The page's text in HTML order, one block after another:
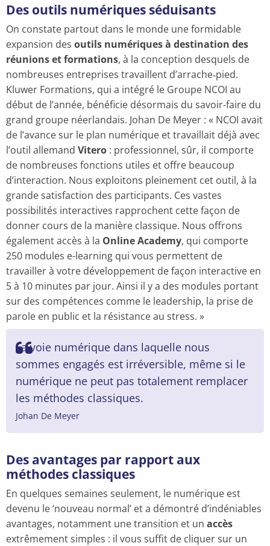
Des outils numériques séduisants
On constate partout dans le monde une formidable
expansion des outils numériques à destination des
réunions et formations, à la conception desquels de
nombreuses entreprises travaillent d’arrache‑pied.
Kluwer Formations, qui a intégré le Groupe NCOI au
début de l’année, bénéficie désormais du savoir-faire du
grand groupe néerlandais. Johan De Meyer : « NCOI avait
de l’avance sur le plan numérique et travaillait déjà avec
l’outil allemand Vitero : professionnel, sûr, il comporte
de nombreuses fonctions utiles et offre beaucoup
d’interaction. Nous exploitons pleinement cet outil, à la
grande satisfaction des participants. Ces vastes
possibilités interactives rapprochent cette façon de
donner cours de la manière classique. Nous offrons
également accès à la Online Academy, qui comporte
250 modules e-learning qui vous permettent de
travailler à votre développement de façon interactive en
5 à 10 minutes par jour. Ainsi il y a des modules portant
sur des compétences comme le leadership, la prise de
parole en public et la résistance au stress. »
La voie numérique dans laquelle nous
sommes engagés est irréversible, même si le
numérique ne peut pas totalement remplacer
les méthodes classiques.
Johan De Meyer
Des avantages par rapport aux
méthodes classiques
En quelques semaines seulement, le numérique est
devenu le ‘nouveau normal’ et a démontré d’indéniables
avantages, notamment une transition et un accès
extrêmement simples : il vous suffit de cliquer sur un